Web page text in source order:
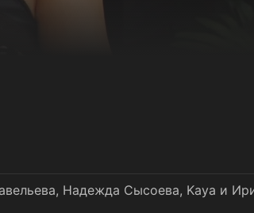
Надежда Сысоева, Kaya и